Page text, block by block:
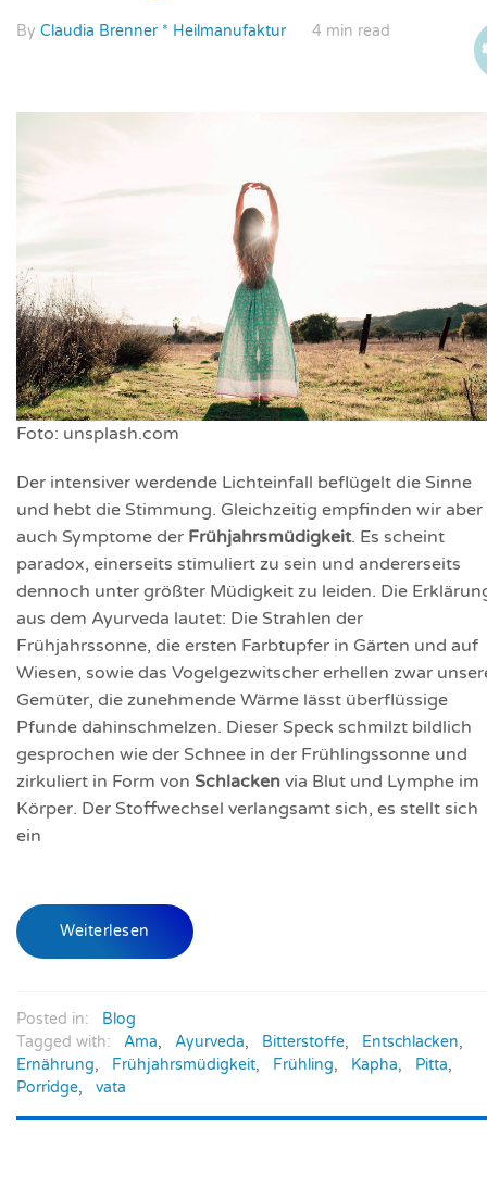
By Claudia Brenner * Heilmanufaktur 4 min read
Foto: unsplash.com
Der intensiver werdende Lichteinfall beflügelt die Sinne
und hebt die Stimmung. Gleichzeitig empfinden wir aber
auch Symptome der Frühjahrsmüdigkeit. Es scheint
paradox, einerseits stimuliert zu sein und andererseits
dennoch unter größter Müdigkeit zu leiden. Die
aus dem Ayurveda lautet: Die Strahlen der
Frühjahrssonne, die ersten Farbtupfer in Gärten und auf
Wiesen, sowie das Vogelgezwitscher erhellen zwar
Gemüter, die zunehmende Wärme lässt überflüssige
Pfunde dahinschmelzen. Dieser Speck schmilzt bildlich
gesprochen wie der Schnee in der Frühlingssonne und
zirkuliert in Form von Schlacken via Blut und Lymphe im
Körper. Der Stoffwechsel verlangsamt sich, es stellt sich
ein
Weiterlesen
Posted in:
Blog
Tagged with:
Ama, Ayurveda, Bitterstoffe, Entschlacken,
Ernährung, Frühjahrsmüdigkeit, Frühling, Kapha, Pitta,
Porridge, vata